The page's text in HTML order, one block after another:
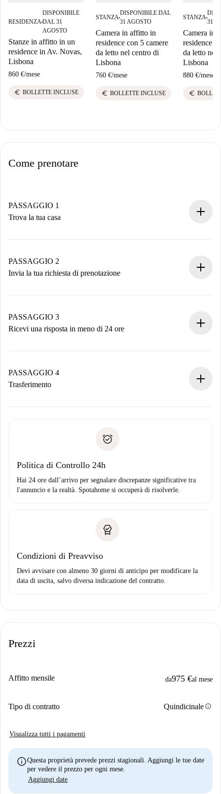
RESIDENZA■
DISPONIBILE
DAL 31
AGOSTO
Stanze in affitto in un
residence in Av. Novas,
Lisbona
860 €/mese
euro BOLLETTE INCLUSE
STANZA■
DISPONIBILE DAL
31 AGOSTO
Camera in affitto in
residence con 5 camere
da letto nel centro di
Lisbona
760 €/mese
euro BOLLETTE INCLUSE
STANZA■
31
Camera in
residence
da letto nel
Lisbona
880 €/mese
euro
Come prenotare
PASSAGGIO 1
Trova la tua casa
Hai tutte le informazioni necessarie in anticipo.
PASSAGGIO 2
Invia la tua richiesta di prenotazione
non accetta.
PASSAGGIO 3
Ricevi una risposta in meno di 24 ore
contatto con il proprietario.
Se rifiutata: non ti addebiteremo nulla e ti proporremo
Domiciliazione del pagamento
PASSAGGIO 4
Trasferimento
solo se non segnali problemi.
Politica di Controllo 24h
Hai 24 ore dall’arrivo per segnalare discrepanze significative tra
l'annuncio e la realtà. Spotahome si occuperà di risolverle.
Condizioni di Preavviso
Devi avvisare con almeno 30 giorni di anticipo per modificare la
data di uscita, salvo diversa indicazione del contratto.
Prezzi
Affitto mensile da975 €al mese
Tipo di contratto Quindicinaleinfo
Visualizza tutti i pagamenti
infoQuesta proprietà prevede prezzi stagionali. Aggiungi le tue date
per vedere il prezzo per ogni mese.
Aggiungi date